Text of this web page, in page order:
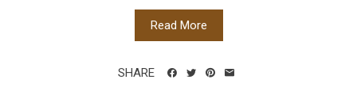
Read More
SHARE